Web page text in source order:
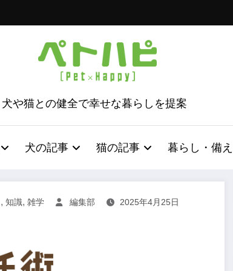
犬や猫との健全で幸せな暮らしを提案
犬の記事 猫の記事 暮らし・備え
, 知識, 雑学 編集部 2025年4月25日